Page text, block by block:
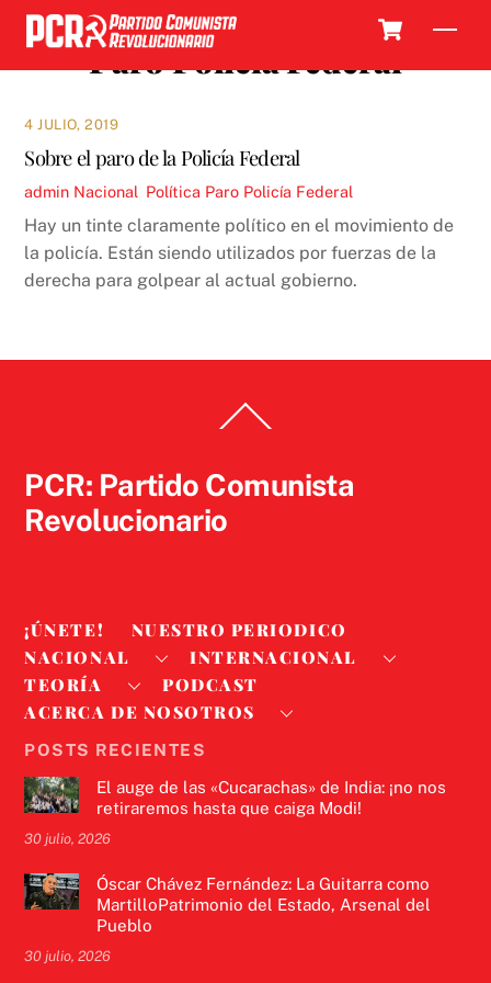
Skip
content
Paro Policía Federal
4 JULIO, 2019
Sobre el paro de la Policía Federal
admin Nacional Política Paro Policía Federal
Hay un tinte claramente político en el movimiento de
la policía. Están siendo utilizados por fuerzas de la
derecha para golpear al actual gobierno.
To
PCR: Partido Comunista
Revolucionario
¡ÚNETE!
NUESTRO PERIODICO
NACIONAL
INTERNACIONAL
TEORÍA
PODCAST
ACERCA DE NOSOTROS
POSTS RECIENTES
El auge de las «Cucarachas» de India: ¡no nos
retiraremos hasta que caiga Modi!
30 julio, 2026
Óscar Chávez Fernández: La Guitarra como
MartilloPatrimonio del Estado, Arsenal del
Pueblo
30 julio, 2026